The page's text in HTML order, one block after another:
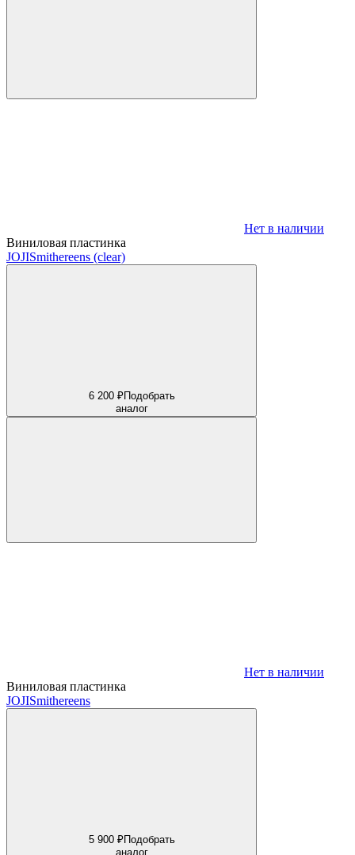
Нет в наличии
Виниловая пластинка
JOJISmithereens (clear)
6 200 ₽Подобрать
аналог
Нет в наличии
Виниловая пластинка
JOJISmithereens
5 900 ₽Подобрать
аналог